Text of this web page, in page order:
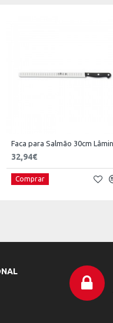
32,94€
Comprar